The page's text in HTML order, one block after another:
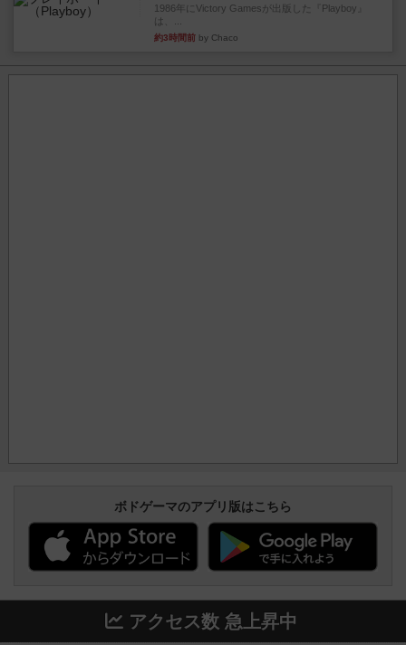
1986年にVictory Gamesが出版した『Playboy』
は、...
約3時間前 by Chaco
ボドゲーマのアプリ版はこちら
アクセス数 急上昇中